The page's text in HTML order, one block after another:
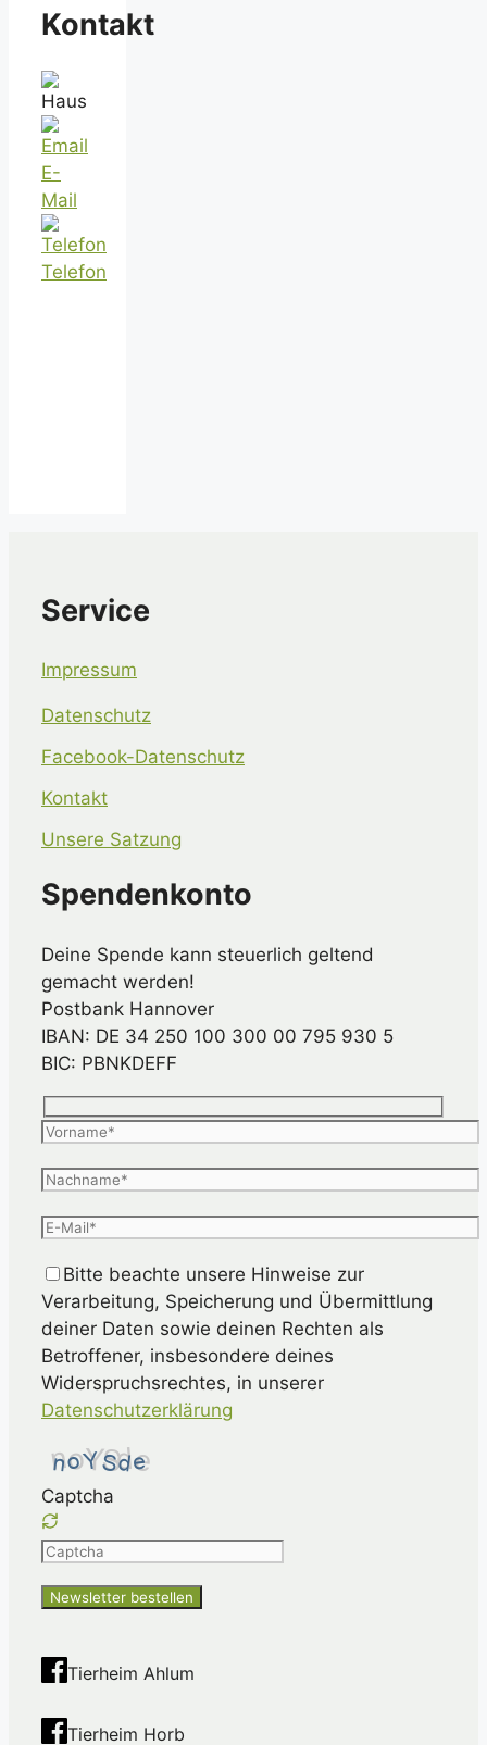
Kontakt
E-
Mail
Telefon
Service
Impressum
Datenschutz
Facebook-Datenschutz
Kontakt
Unsere Satzung
Spendenkonto
Deine Spende kann steuerlich geltend
gemacht werden!
Postbank Hannover
IBAN: DE 34 250 100 300 00 795 930 5
BIC: PBNKDEFF
Bitte beachte unsere Hinweise zur
Verarbeitung, Speicherung und Übermittlung
deiner Daten sowie deinen Rechten als
Betroffener, insbesondere deines
Widerspruchsrechtes, in unserer
Datenschutzerklärung
Captcha
Please
the
shown
in
the
CAPTCHA
Tierheim Ahlum
Tierheim Horb